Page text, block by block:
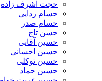
حجت اشرف زاده
حسام ردایی
حسام صدر
حسن تاج
حسین آقایی
حسین احسانی
حسین توکلی
حسین حماد